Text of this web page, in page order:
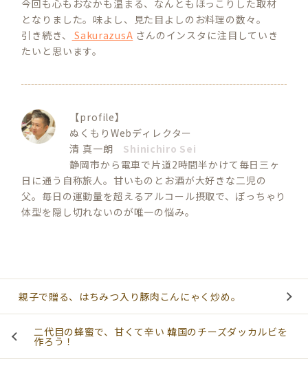
今回も心もおなかも温まる、なんともほっこりした取材
となりました。味よし、見た目よしのお料理の数々。
引き続き、
SakurazusA さんのインスタに注目していき
たいと思います。
【profile】
ぬくもりWebディレクター
清 真一朗 Shinichiro Sei
静岡市から電車で片道2時間半かけて毎日三ヶ
日に通う自称旅人。甘いものとお酒が大好きな二児の
父。毎日の運動量を超えるアルコール摂取で、ぽっちゃり
体型を隠し切れないのが唯一の悩み。
親子で贈る、はちみつ入り豚肉こんにゃく炒め。
二代目の蜂蜜で、甘くて辛い 韓国のチーズダッカルビを
作ろう！
A
R
C